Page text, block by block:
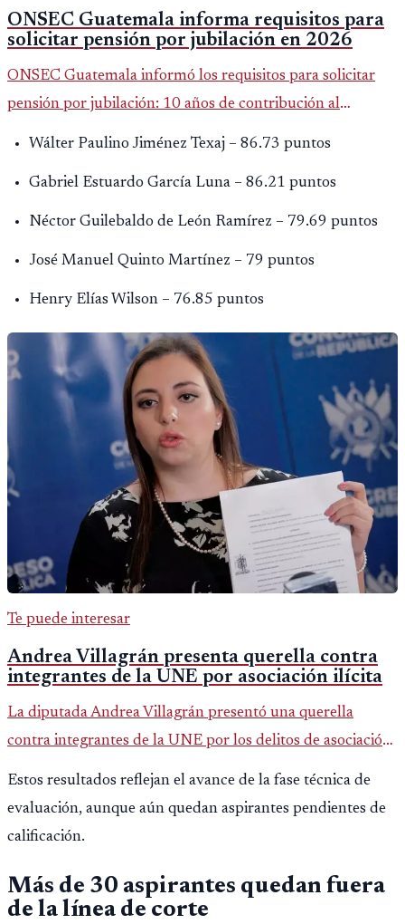
ONSEC Guatemala informa requisitos para
solicitar pensión por jubilación en 2026
ONSEC Guatemala informó los requisitos para solicitar
pensión por jubilación: 10 años de contribución al
Montepío y 50 años de edad, o 20 años de servicio sin
Wálter Paulino Jiménez Texaj – 86.73 puntos
Gabriel Estuardo García Luna – 86.21 puntos
Néctor Guilebaldo de León Ramírez – 79.69 puntos
José Manuel Quinto Martínez – 79 puntos
Henry Elías Wilson – 76.85 puntos
Te puede interesar
Andrea Villagrán presenta querella contra
integrantes de la UNE por asociación ilícita
La diputada Andrea Villagrán presentó una querella
contra integrantes de la UNE por los delitos de asociación
ilícita, terrorismo y sedición.
Estos resultados reflejan el avance de la fase técnica de
evaluación, aunque aún quedan aspirantes pendientes de
calificación.
Más de 30 aspirantes quedan fuera
de la línea de corte